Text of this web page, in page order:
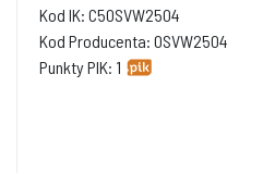
Kod IK: C50SVW2504
Kod Producenta: 0SVW2504
Punkty PIK: 1